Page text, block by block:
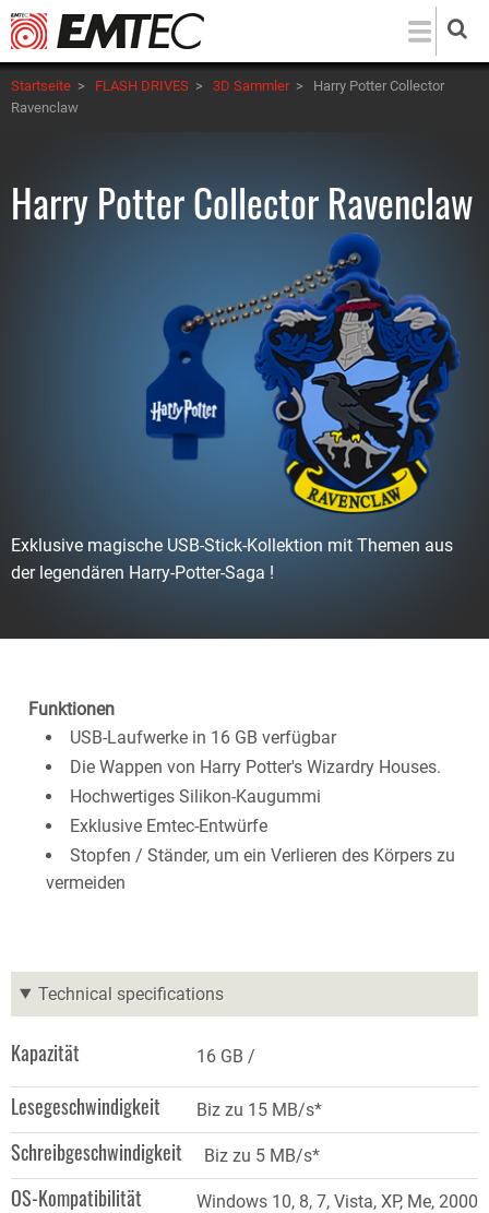
Direkt
zum
Inhalt
Startseite > FLASH DRIVES > 3D Sammler >
Harry Potter Collector
Ravenclaw
Harry Potter Collector Ravenclaw
Exklusive magische USB-Stick-Kollektion mit Themen aus
der legendären Harry-Potter-Saga !
Funktionen
USB-Laufwerke in 16 GB verfügbar
Die Wappen von Harry Potter's Wizardry Houses.
Hochwertiges Silikon-Kaugummi
Exklusive Emtec-Entwürfe
Stopfen / Ständer, um ein Verlieren des Körpers zu
vermeiden
Technical specifications
Kapazität 16 GB
Lesegeschwindigkeit Biz zu 15 MB/s*
Schreibgeschwindigkeit Biz zu 5 MB/s*
OS-Kompatibilität
Windows 10, 8, 7, Vista, XP, Me, 2000